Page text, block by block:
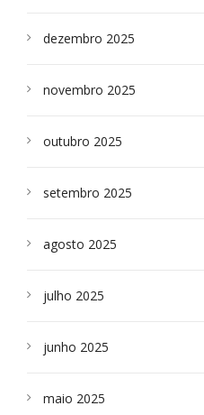
dezembro 2025
novembro 2025
outubro 2025
setembro 2025
agosto 2025
julho 2025
junho 2025
maio 2025